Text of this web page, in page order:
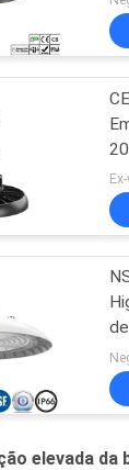
elevada da